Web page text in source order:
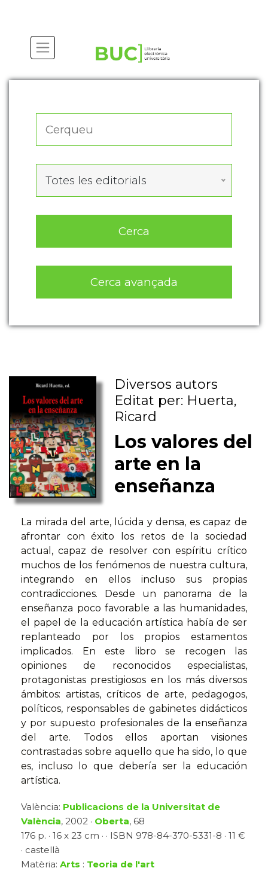
Totes les editorials
Cerca
Cerca avançada
Diversos autors
Editat per: Huerta,
Ricard
Los valores del
arte en la
enseñanza
La mirada del arte, lúcida y densa, es capaz de
afrontar con éxito los retos de la sociedad
actual, capaz de resolver con espíritu crítico
muchos de los fenómenos de nuestra cultura,
integrando en ellos incluso sus propias
contradicciones. Desde un panorama de la
enseñanza poco favorable a las humanidades,
el papel de la educación artística había de ser
replanteado por los propios estamentos
implicados. En este libro se recogen las
opiniones de reconocidos especialistas,
protagonistas prestigiosos en los más diversos
ámbitos: artistas, críticos de arte, pedagogos,
políticos, responsables de gabinetes didácticos
y por supuesto profesionales de la enseñanza
del arte. Todos ellos aportan visiones
contrastadas sobre aquello que ha sido, lo que
es, incluso lo que debería ser la educación
artística.
València: Publicacions de la Universitat de
València, 2002 · Oberta, 68
176 p. · 16 x 23 cm · · ISBN 978-84-370-5331-8 · 11 €
· castellà
Matèria: Arts : Teoria de l'art